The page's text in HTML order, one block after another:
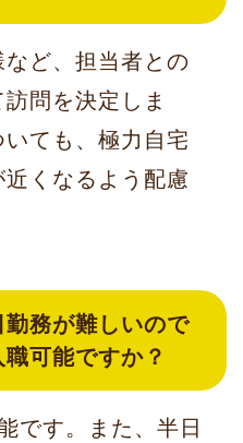
ど、担当者との
問を決定しま
ても、極力自宅
くなるよう配慮
務が難しいので
可能ですか？
です。また、半日